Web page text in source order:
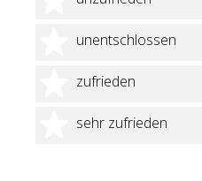
unentschlossen
3 Sterne
zufrieden
4 Sterne
sehr zufrieden
5 Sterne